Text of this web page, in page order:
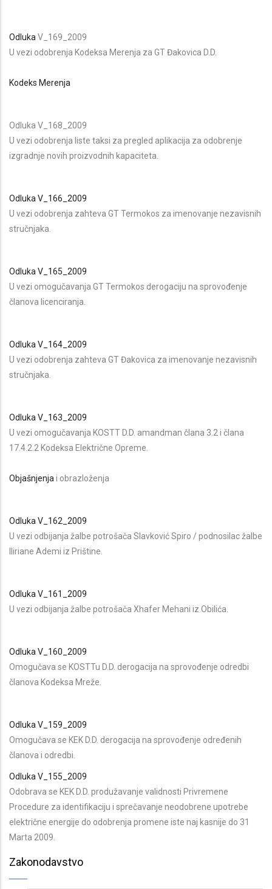
Odluka V_169_2009
U vezi odobrenja Kodeksa Merenja za GT Đakovica D.D.
Kodeks Merenja
Odluka V_168_2009
U vezi odobrenja liste taksi za pregled aplikacija za odobrenje
izgradnje novih proizvodnih kapaciteta.
Odluka V_166_2009
U vezi odobrenja zahteva GT Termokos za imenovanje nezavisnih
stručnjaka.
Odluka V_165_2009
U vezi omogučavanja GT Termokos derogaciju na sprovođenje
članova licenciranja.
Odluka V_164_2009
U vezi odobrenja zahteva GT Đakovica za imenovanje nezavisnih
stručnjaka.
Odluka V_163_2009
U vezi omogučavanja KOSTT D.D. amandman člana 3.2 i člana
17.4.2.2 Kodeksa Električne Opreme.
Objašnjenja i obrazloženja
Odluka V_162_2009
U vezi odbijanja žalbe potrošača Slavković Spiro / podnosilac žalbe
Iliriane Ademi iz Prištine.
Odluka V_161_2009
U vezi odbijanja žalbe potrošača Xhafer Mehani iz Obilića.
Odluka V_160_2009
Omogučava se KOSTTu D.D. derogacija na sprovođenje odredbi
članova Kodeksa Mreže.
Odluka V_159_2009
Omogučava se KEK D.D. derogacija na sprovođenje određenih
članova i odredbi.
Odluka V_155_2009
Odobrava se KEK D.D. produžavanje validnosti Privremene
Procedure za identifikaciju i sprečavanje neodobrene upotrebe
električne energije do odobrenja promene iste naj kasnije do 31
Marta 2009.
Zakonodavstvo